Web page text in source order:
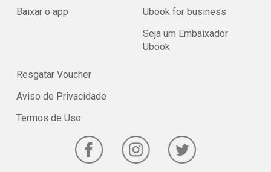
Baixar o app
Ubook for business
Seja um Embaixador
Ubook
Resgatar Voucher
Aviso de Privacidade
Termos de Uso